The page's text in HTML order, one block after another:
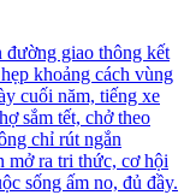
đường giao thông kết
khoảng cách vùng
cuối năm, tiếng xe
sắm tết, chở theo
chỉ rút ngắn
mở ra tri thức, cơ hội
sống ấm no, đủ đầy.